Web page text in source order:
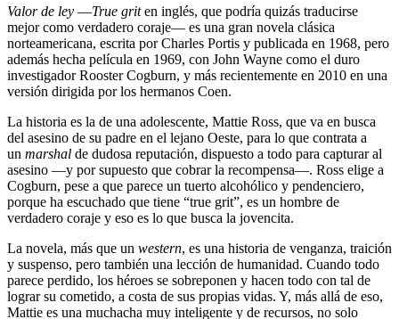
Valor de ley —True griten inglés, que podría quizás traducirse
mejor como verdadero coraje— es una gran novela clásica
norteamericana, escrita por Charles Portis y publicada en 1968, pero
además hecha película en 1969, con John Wayne como el duro
investigador Rooster Cogburn, y más recientemente en 2010 en una
versión dirigida por los hermanos Coen.
La historia es la de una adolescente, Mattie Ross, que va en busca
del asesino de su padre en el lejano Oeste, para lo que contrata a
un marshal de dudosa reputación, dispuesto a todo para capturar al
asesino —y por supuesto que cobrar la recompensa—. Ross elige a
Cogburn, pese a que parece un tuerto alcohólico y pendenciero,
porque ha escuchado que tiene “true grit”, es un hombre de
verdadero coraje y eso es lo que busca la jovencita.
La novela, más que un western, es una historia de venganza, traición
y suspenso, pero también una lección de humanidad. Cuando todo
parece perdido, los héroes se sobreponen y hacen todo con tal de
lograr su cometido, a costa de sus propias vidas. Y, más allá de eso,
Mattie es una muchacha muy inteligente y de recursos, no solo